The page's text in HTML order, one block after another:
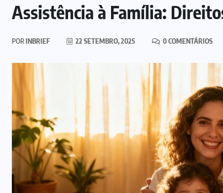
Assistência à Família:
PORINBRIEF 22 SETEMBRO, 2025 0 COMENTÁRIOS